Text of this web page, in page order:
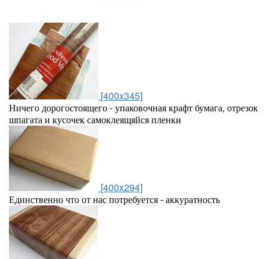
[400x345]
Ничего дорогостоящего - упаковочная крафт бумага, отрезок
шпагата и кусочек самоклеящяйся пленки
[400x294]
Единственно что от нас потребуется - аккуратность